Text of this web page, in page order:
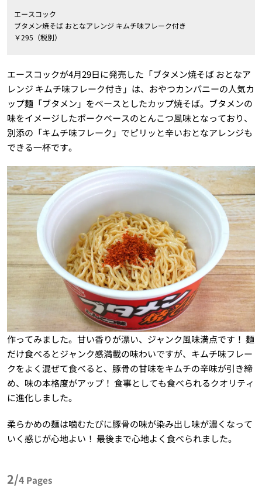
エースコック
ブタメン焼そば おとなアレンジ キムチ味フレーク付き
￥295（税別）
エースコックが4月29日に発売した「ブタメン焼そば おとなア
レンジ キムチ味フレーク付き」は、おやつカンパニーの人気カ
ップ麺「ブタメン」をベースとしたカップ焼そば。ブタメンの
味をイメージしたポークベースのとんこつ風味となっており、
別添の「キムチ味フレーク」でピリッと辛いおとなアレンジも
できる一杯です。
作ってみました。甘い香りが漂い、ジャンク風味満点です！ 麺
だけ食べるとジャンク感満載の味わいですが、キムチ味フレー
クをよく混ぜて食べると、豚骨の甘味をキムチの辛味が引き締
め、味の本格度がアップ！ 食事としても食べられるクオリティ
に進化しました。
柔らかめの麺は噛むたびに豚骨の味が染み出し味が濃くなって
いく感じが心地よい！ 最後まで心地よく食べられました。
2/4 Pages